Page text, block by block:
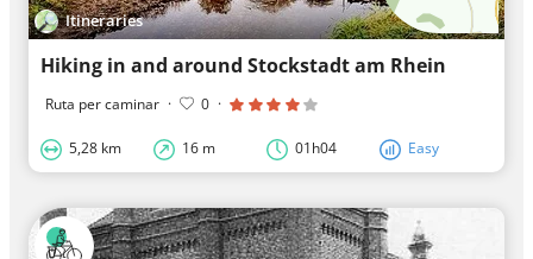
Itineraries
Hiking in and around Stockstadt am Rhein
Ruta per caminar · 0 ·
5,28 km 16 m 01h04 Easy